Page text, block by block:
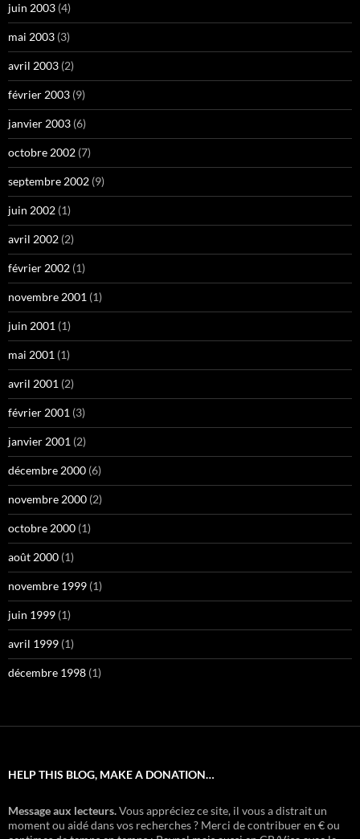
juin 2003 (4)
mai 2003 (3)
avril 2003 (2)
février 2003 (9)
janvier 2003 (6)
octobre 2002 (7)
septembre 2002 (9)
juin 2002 (1)
avril 2002 (2)
février 2002 (1)
novembre 2001 (1)
juin 2001 (1)
mai 2001 (1)
avril 2001 (2)
février 2001 (3)
janvier 2001 (2)
décembre 2000 (6)
novembre 2000 (2)
octobre 2000 (1)
août 2000 (1)
novembre 1999 (1)
juin 1999 (1)
avril 1999 (1)
décembre 1998 (1)
HELP THIS BLOG, MAKE A DONATION…
Message aux lecteurs.Vous appréciez ce site, il vous a distrait un
moment ou aidé dans vos recherches ? Merci de contribuer en € ou